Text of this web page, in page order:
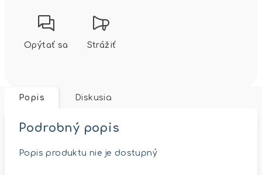
Opýtať sa Strážiť
Popis Diskusia
Podrobný popis
Popis produktu nie je dostupný